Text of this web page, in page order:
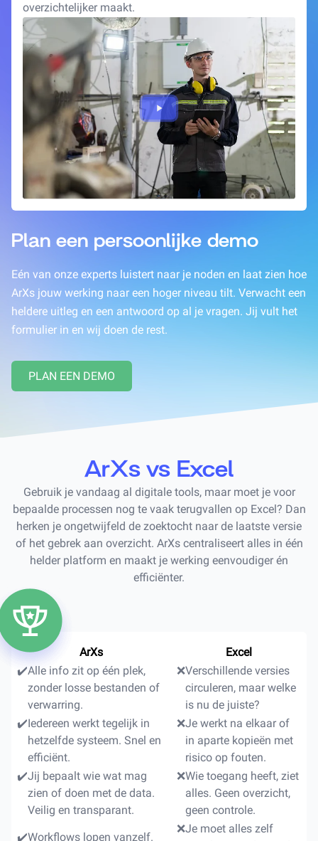
overzichtelijker maakt.
Plan een persoonlijke demo
Eén van onze experts luistert naar je noden en laat zien hoe
ArXs jouw werking naar een hoger niveau tilt. Verwacht een
heldere uitleg en een antwoord op al je vragen. Jij vult het
formulier in en wij doen de rest.
PLAN EEN DEMO
ArXs vs Excel
Gebruik je vandaag al digitale tools, maar moet je voor
bepaalde processen nog te vaak terugvallen op Excel? Dan
herken je ongetwijfeld de zoektocht naar de laatste versie
of het gebrek aan overzicht. ArXs centraliseert alles in één
helder platform en maakt je werking eenvoudiger én
efficiënter.
ArXs
Excel
✔️Alle info zit op één plek,
zonder losse bestanden of
verwarring.
❌Verschillende versies
circuleren, maar welke
is nu de juiste?
✔️Iedereen werkt tegelijk in
hetzelfde systeem. Snel en
efficiënt.
❌Je werkt na elkaar of
in aparte kopieën met
risico op fouten.
✔️Jij bepaalt wie wat mag
zien of doen met de data.
Veilig en transparant.
❌Wie toegang heeft, ziet
alles. Geen overzicht,
geen controle.
✔️Workflows lopen vanzelf.
❌Je moet alles zelf